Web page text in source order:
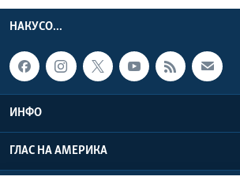
НАКУСО...
ИНФО
ГЛАС НА АМЕРИКА